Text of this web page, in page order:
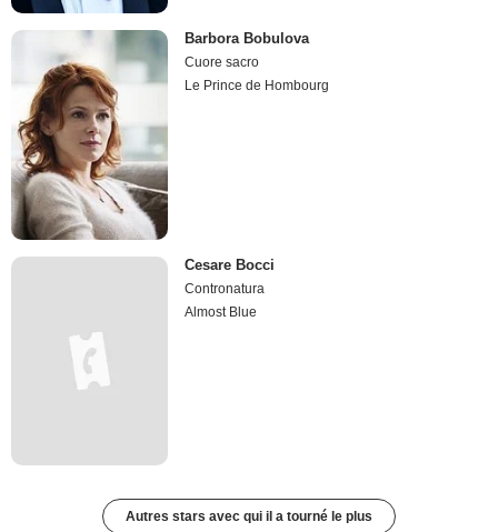
Barbora Bobulova
Cuore sacro
Le Prince de Hombourg
Cesare Bocci
Contronatura
Almost Blue
Autres stars avec qui il a tourné le plus